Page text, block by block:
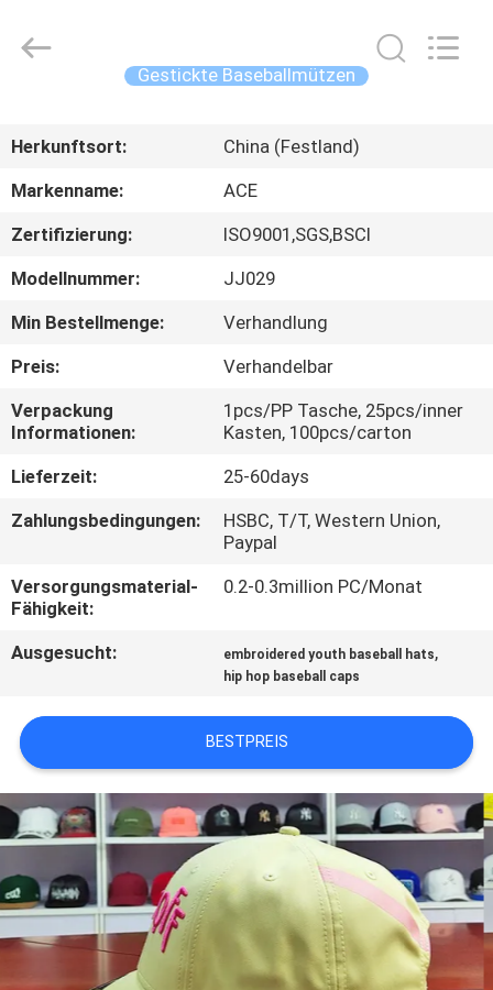
PRODUKTE
UNS
FABRIK-
AUSFLUG
QUALITÄTSKONTROLLE
TRETEN
SIE
MIT
UNS
VERBINDUNG
NACHRICHTEN
FÄLLE
SITEMAP
Ltd..
Gestickte Baseballmützen
Herkunftsort:
China (Festland)
Markenname:
ACE
Zertifizierung:
ISO9001,SGS,BSCI
Modellnummer:
JJ029
Min Bestellmenge:
Verhandlung
Preis:
Verhandelbar
Verpackung
Informationen:
1pcs/PP Tasche, 25pcs/inner
Kasten, 100pcs/carton
Lieferzeit:
25-60days
Zahlungsbedingungen:
HSBC, T/T, Western Union,
Paypal
Versorgungsmaterial-
Fähigkeit:
0.2-0.3million PC/Monat
Ausgesucht: embroidered youth baseball hats,
hip hop baseball caps
BESTPREIS